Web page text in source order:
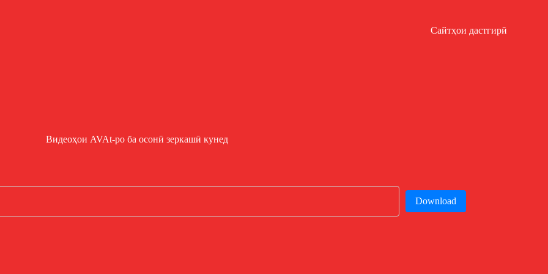
Сайтҳои дастгирӣ
Видеоҳои AVAt-ро ба осонӣ зеркашӣ кунед
Download